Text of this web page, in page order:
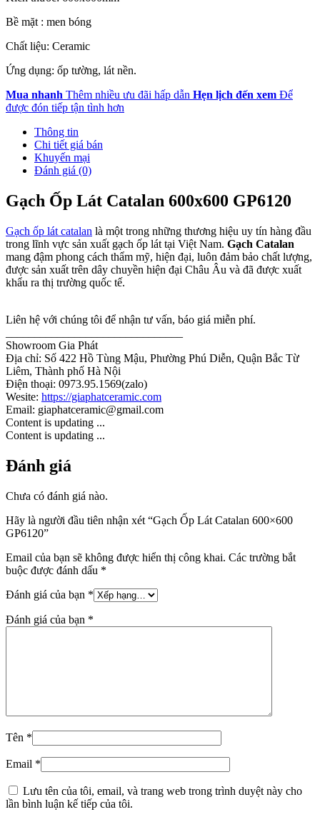
Bề mặt : men bóng
Chất liệu: Ceramic
Ứng dụng: ốp tường, lát nền.
Mua nhanh Thêm nhiều ưu đãi hấp dẫn Hẹn lịch đến xem Để
được đón tiếp tận tình hơn
Thông tin
Chi tiết giá bán
Khuyến mại
Đánh giá (0)
Gạch Ốp Lát Catalan 600x600 GP6120
Gạch ốp lát catalan là một trong những thương hiệu uy tín hàng đầu
trong lĩnh vực sản xuất gạch ốp lát tại Việt Nam. Gạch Catalan
mang đậm phong cách thẩm mỹ, hiện đại, luôn đảm bảo chất lượng,
được sản xuất trên dây chuyền hiện đại Châu Âu và đã được xuất
khẩu ra thị trường quốc tế.
Liên hệ với chúng tôi để nhận tư vấn, báo giá miễn phí.
Showroom Gia Phát
Địa chỉ: Số 422 Hồ Tùng Mậu, Phường Phú Diễn, Quận Bắc Từ
Liêm, Thành phố Hà Nội
Điện thoại: 0973.95.1569(zalo)
Wesite: https://giaphatceramic.com
Email: giaphatceramic@gmail.com
Content is updating ...
Content is updating ...
Đánh giá
Chưa có đánh giá nào.
Hãy là người đầu tiên nhận xét “Gạch Ốp Lát Catalan 600×600
GP6120”
Email của bạn sẽ không được hiển thị công khai. Các trường bắt
buộc được đánh dấu *
Đánh giá của bạn *
Đánh giá của bạn *
Tên *
Email *
Lưu tên của tôi, email, và trang web trong trình duyệt này cho
lần bình luận kế tiếp của tôi.